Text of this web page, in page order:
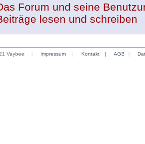
Forum und seine
lesen und schreiben
Vaybee! | Impressum | Kontakt | AGB |